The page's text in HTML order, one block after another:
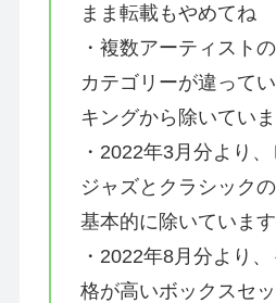
まま転載もやめてね
・複数アーティスト
カテゴリーが違って
キングから除いてい
・2022年3月分より
ジャズとクラシック
基本的に除いています
・2022年8月分より
格が高いボックスセ